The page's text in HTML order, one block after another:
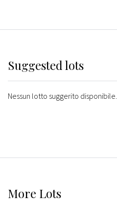
Suggested lots
Nessun lotto suggerito disponibile.
More Lots